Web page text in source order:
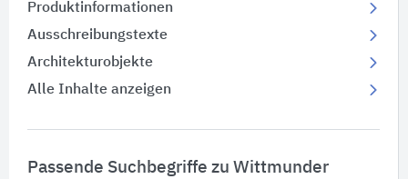
Produktinformationen
Ausschreibungstexte
Architekturobjekte
Alle Inhalte anzeigen
Passende Suchbegriffe zu Wittmunder